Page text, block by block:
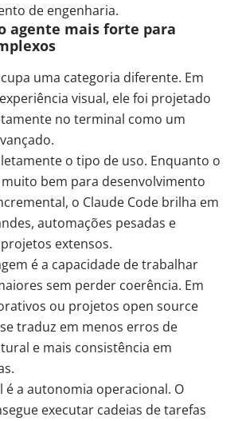
de engenharia.
agente mais forte para
uma categoria diferente. Em
visual, ele foi projetado
no terminal como um
o tipo de uso. Enquanto o
bem para desenvolvimento
o Claude Code brilha em
automações pesadas e
extensos.
é a capacidade de trabalhar
sem perder coerência. Em
ou projetos open source
traduz em menos erros de
e mais consistência em
é a autonomia operacional. O
executar cadeias de tarefas